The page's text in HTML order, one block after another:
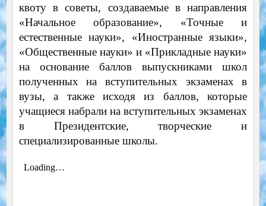
квоту в советы, создаваемые в направления
«Начальное образование», «Точные и
естественные науки», «Иностранные языки»,
«Общественные науки» и «Прикладные науки»
на основание баллов выпускниками школ
полученных на вступительных экзаменах в
вузы, а также исходя из баллов, которые
учащиеся набрали на вступительных экзаменах
в Президентские, творческие и
специализированные школы.